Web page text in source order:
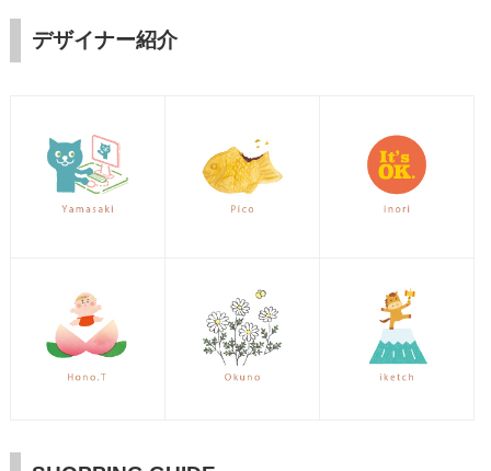
デザイナー紹介